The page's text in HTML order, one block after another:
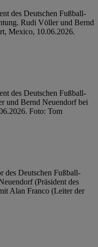
des Deutschen Fußball-
Rudi Völler und Bernd
Mexico, 10.06.2026.
des Deutschen Fußball-
und Bernd Neuendorf bei
Foto: Tom
des Deutschen Fußball-
(Präsident des
Alan Franco (Leiter der